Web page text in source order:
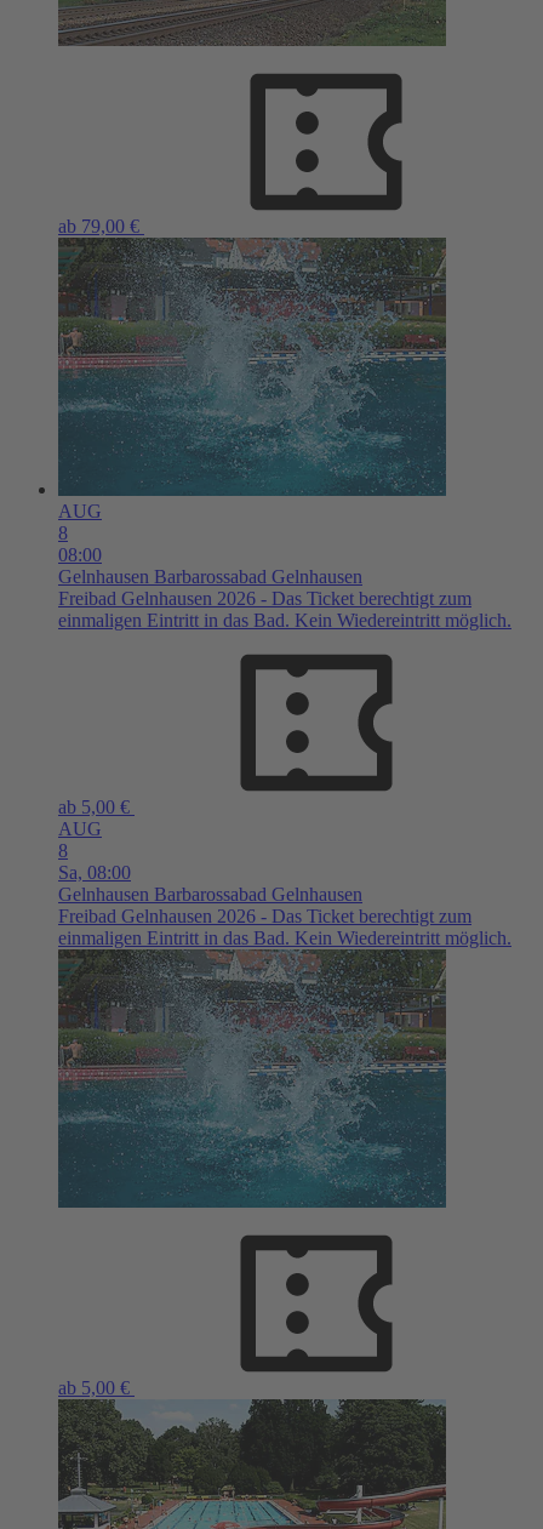
ab 79,00 €
AUG
8
08:00
Gelnhausen Barbarossabad Gelnhausen
Freibad Gelnhausen 2026 - Das Ticket berechtigt zum
einmaligen Eintritt in das Bad. Kein Wiedereintritt möglich.
ab 5,00 €
AUG
8
Sa, 08:00
Gelnhausen Barbarossabad Gelnhausen
Freibad Gelnhausen 2026 - Das Ticket berechtigt zum
einmaligen Eintritt in das Bad. Kein Wiedereintritt möglich.
ab 5,00 €